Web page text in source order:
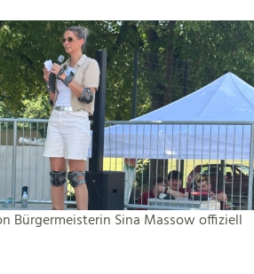
Bürgermeisterin Sina Massow offiziell